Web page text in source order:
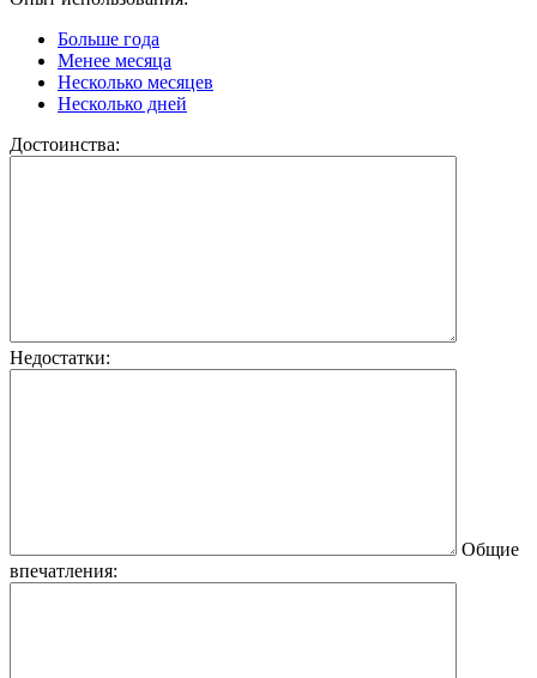
Больше года
Менее месяца
Несколько месяцев
Несколько дней
Достоинства:
Недостатки:
Общие
впечатления: